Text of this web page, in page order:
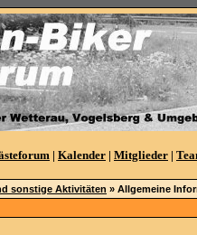
| Kalender | Mitglieder |
sonstige Aktivitäten » Allgemeine